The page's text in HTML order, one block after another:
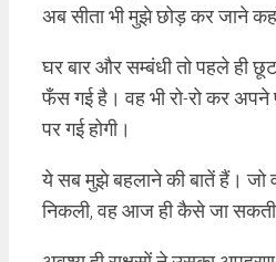
अब सीता भी मुझे छोड़ कर जाने
घर बार और सम्बंधी तो पहले ही
फँस गई है। वह भी रो-रो कर अपने
पर गई होगी।
ये सब मुझे बहलाने की बातें हैं। जो
निकली, वह आज ही कैसे जा